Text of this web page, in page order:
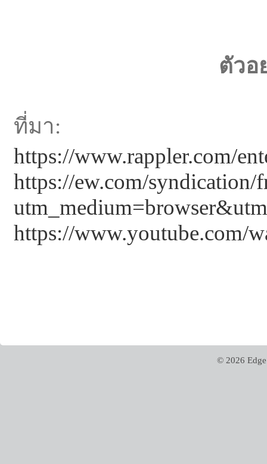
ตัวอ
ที่มา:
https://www.rappler.com/
https://ew.com/syndication/
https://www.youtube.com/
© 2026